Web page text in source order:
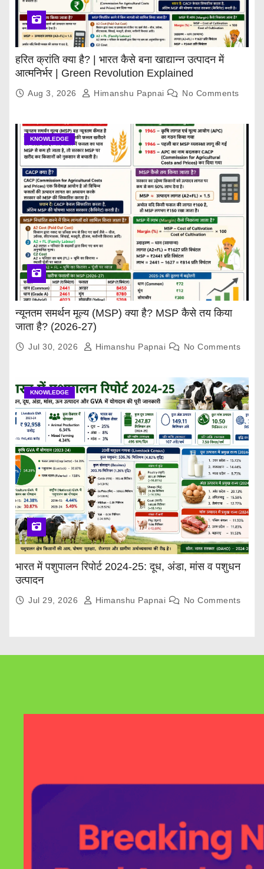
हरित क्रांति क्या है? | भारत कैसे बना खाद्यान्न उत्पादन में
आत्मनिर्भर | Green Revolution Explained
Aug 3, 2026 Himanshu Papnai No Comments
KNOWLEDGE
न्यूनतम समर्थन मूल्य (MSP) क्या है? MSP कैसे तय किया
जाता है? (2026-27)
Jul 30, 2026 Himanshu Papnai No Comments
KNOWLEDGE
भारत में पशुपालन रिपोर्ट 2024-25: दूध, अंडा, मांस व पशुधन
उत्पादन
Jul 29, 2026 Himanshu Papnai No Comments